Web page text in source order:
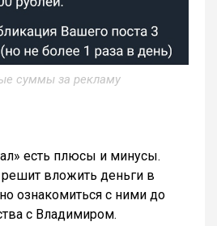
суммы за рекламу
есть плюсы и минусы.
решит вложить деньги в
ознакомиться с ними до
с Владимиром.